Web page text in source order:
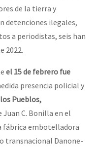
de la tierra y
detenciones ilegales,
a periodistas, seis han
2022.
el 15 de febrero fue
presencia policial y
los Pueblos,
C. Bonilla en el
fábrica embotelladora
transnacional Danone-